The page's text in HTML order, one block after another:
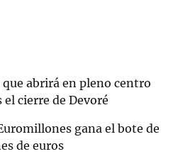
abrirá en pleno centro
cierre de Devoré
gana el bote de
de euros